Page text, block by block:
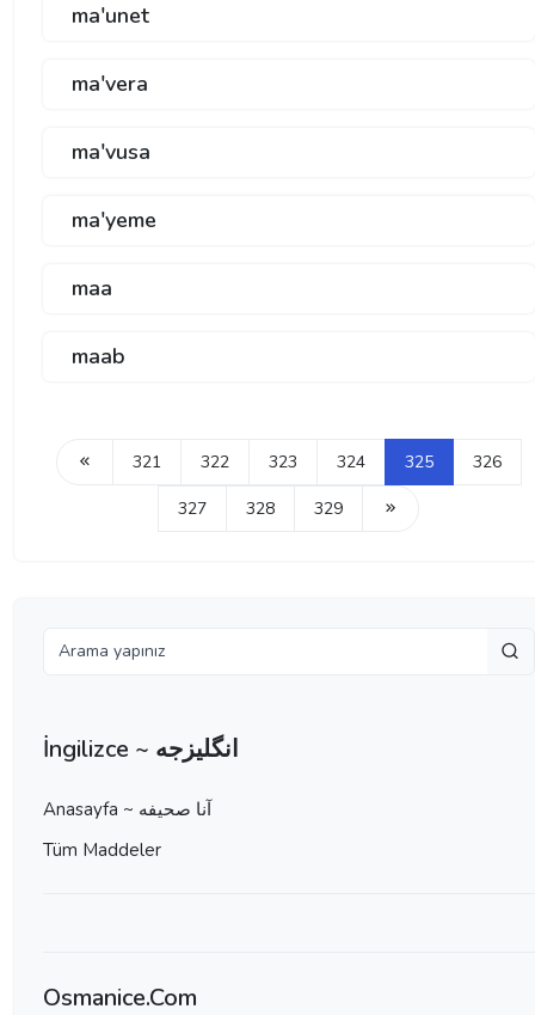
ma'unet
ma'vera
ma'vusa
ma'yeme
maa
maab
321 322 323 324 325 326
327 328 329
İngilizce ~ انگلیزجه
Anasayfa ~ آنا صحيفه
Tüm Maddeler
Osmanice.Com